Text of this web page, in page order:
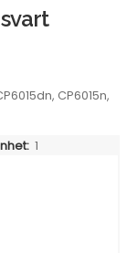
CP6015n,
1